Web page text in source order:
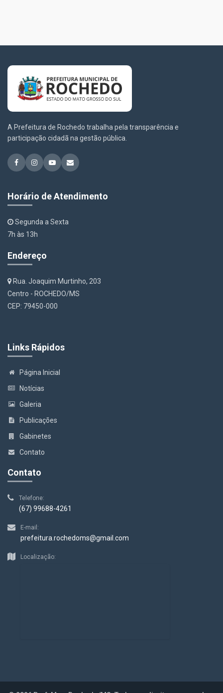
A Prefeitura de Rochedo trabalha pela transparência e
participação cidadã na gestão pública.
Horário de Atendimento
Segunda a Sexta
7h às 13h
Endereço
Rua. Joaquim Murtinho, 203
Centro - ROCHEDO/MS
CEP: 79450-000
Links Rápidos
Página Inicial
Notícias
Galeria
Publicações
Gabinetes
Contato
Contato
Telefone:
(67) 99688-4261
E-mail:
prefeitura.rochedoms@gmail.com
Localização: